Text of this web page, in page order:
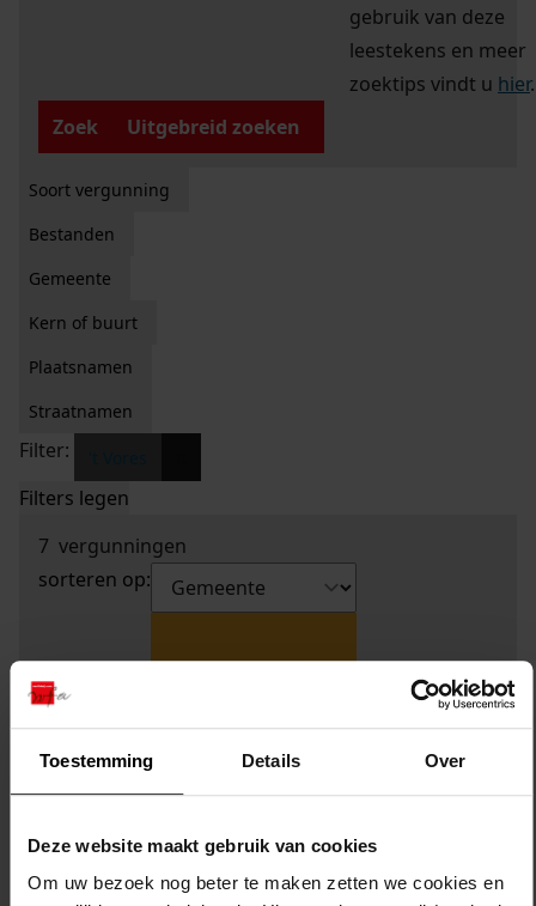
Toestemming Details Over
Deze website maakt gebruik van cookies
Om uw bezoek nog beter te maken zetten we cookies en
gebruik van deze
leestekens en meer
zoektips vindt u hier.
Zoek
Uitgebreid zoeken
Soort vergunning
Bestanden
Gemeente
Kern of buurt
Plaatsnamen
Straatnamen
Filter:
Filters legen
7 vergunningen
sorteren op: